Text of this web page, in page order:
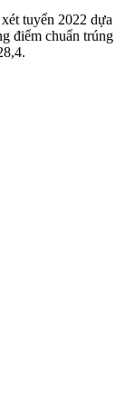
tuyển 2022 dựa
điểm chuẩn trúng